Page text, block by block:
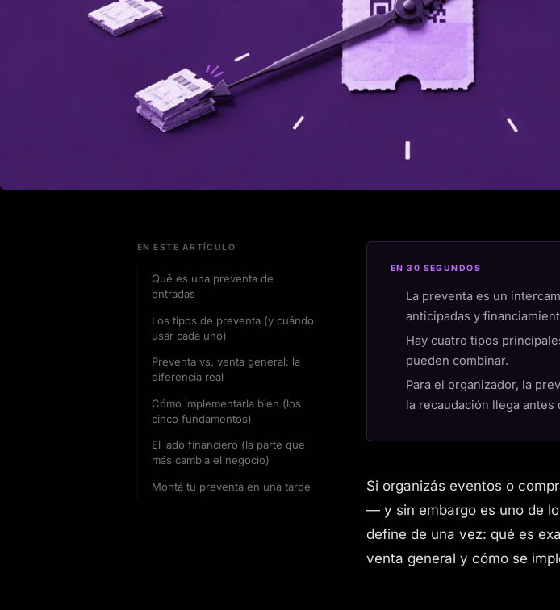
EN ESTE ARTÍCULO
Qué es una preventa de
entradas
Los tipos de preventa (y cuándo
usar cada uno)
Preventa vs. venta general: la
diferencia real
Cómo implementarla bien (los
cinco fundamentos)
El lado financiero (la parte que
más cambia el negocio)
Montá tu preventa en una tarde
EN 30 SEGUNDOS
La preventa es un
anticipadas y
Hay cuatro tipos
pueden combinar.
Para el organizador, la
la recaudación llega antes
Si organizás eventos o
— y sin embargo es uno de
define de una vez: qué es
venta general y cómo se